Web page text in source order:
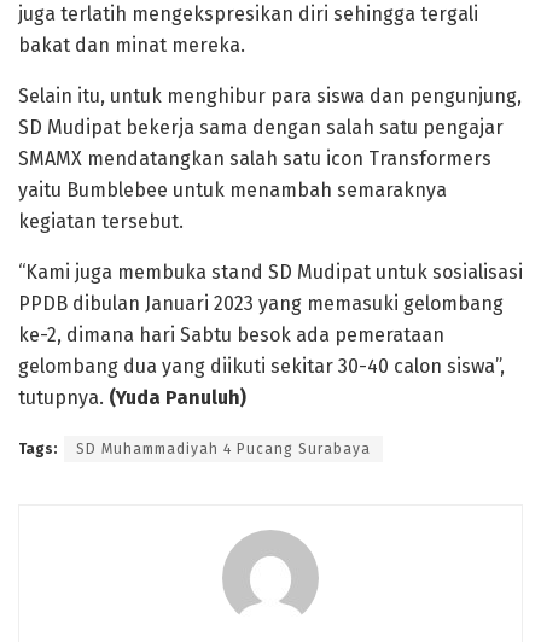
juga terlatih mengekspresikan diri sehingga tergali
bakat dan minat mereka.
Selain itu, untuk menghibur para siswa dan pengunjung,
SD Mudipat bekerja sama dengan salah satu pengajar
SMAMX mendatangkan salah satu icon Transformers
yaitu Bumblebee untuk menambah semaraknya
kegiatan tersebut.
“Kami juga membuka stand SD Mudipat untuk sosialisasi
PPDB dibulan Januari 2023 yang memasuki gelombang
ke-2, dimana hari Sabtu besok ada pemerataan
gelombang dua yang diikuti sekitar 30-40 calon siswa”,
tutupnya. (Yuda Panuluh)
Tags: SD Muhammadiyah 4 Pucang Surabaya